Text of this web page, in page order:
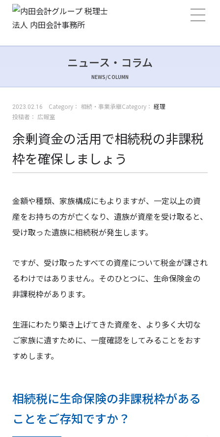
ニュース・コラム
NEWS/COLUMN
2023.02.16 Category： 相続・事業承継Category： 経理
投稿者： 広報室
余剰資金の活用で相続税の非課税
枠を確保しましょう
金額や種類、家族構成にもよりますが、一定以上の資
産をお持ちの方が亡くなり、遺族が資産を受け取ると、
受け取った遺族に相続税が発生します。
ですが、受け取ったすべての資産について税金が課され
るわけではありません。そのひとつに、生命保険金の
非課税枠があります。
生涯にわたり築き上げてきた資産を、より多く大切な
ご家族に遺すために、一度確認をしてみることをおす
すめします。
相続税に生命保険の非課税枠がある
ことをご存知ですか？